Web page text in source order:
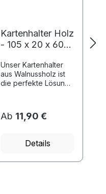
Kartenhalter Holz
- 105 x 20 x 60
Unser Kartenhalter
aus Walnussholz ist
die perfekte Lösung
Design aus
Umgebung.
Ab 11,90 €
Details